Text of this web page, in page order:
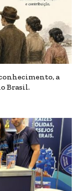
a
Brasil.